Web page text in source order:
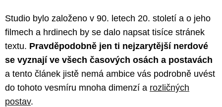
Studio bylo založeno v 90. letech 20. století a o jeho
filmech a hrdinech by se dalo napsat tisíce stránek
textu. Pravděpodobně jen ti nejzarytější nerdové
se vyznají ve všech časových osách a postavách
a tento článek jistě nemá ambice vás podrobně uvést
do tohoto vesmíru mnoha dimenzí a rozličných
postav.